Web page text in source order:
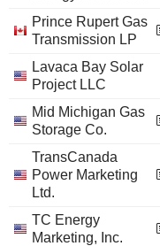
Prince Rupert Gas
Transmission LP
Lavaca Bay Solar
Project LLC
Mid Michigan Gas
Storage Co.
TransCanada
Power Marketing
Ltd.
TC Energy
Marketing, Inc.